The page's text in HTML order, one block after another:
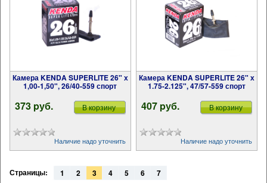
Камера KENDA SUPERLITE 26" х
1,00-1,50", 26/40-559 спорт
373 pуб. В корзину
Наличие надо уточнить
Камера KENDA SUPERLITE 26" х
1.75-2.125", 47/57-559 спорт
407 pуб. В корзину
Наличие надо уточнить
Страницы: 1 2 3 4 5 6 7